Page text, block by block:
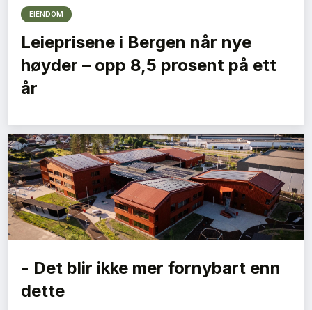
EIENDOM
Leieprisene i Bergen når nye
høyder – opp 8,5 prosent på ett
år
- Det blir ikke mer fornybart enn
dette